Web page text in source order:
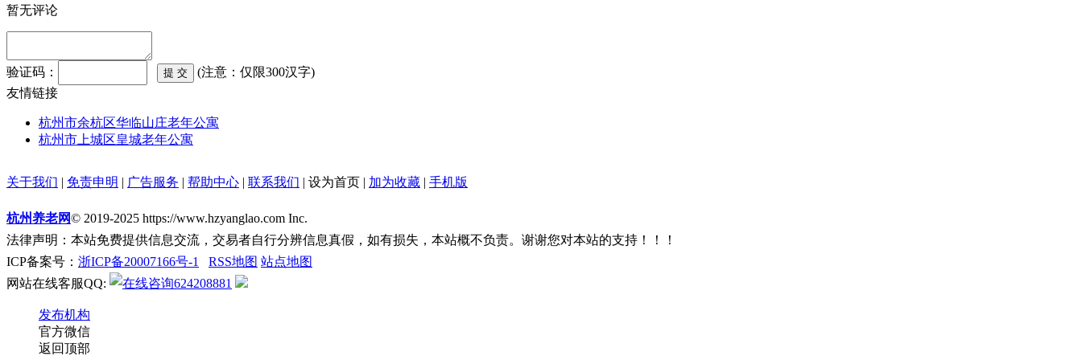
暂无评论
验证码：
(注意：仅限300汉字)
友情链接
杭州市余杭区华临山庄老年公寓
杭州市上城区皇城老年公寓
关于我们 | 免责申明 | 广告服务 | 帮助中心 | 联系我们 | 设为首页 | 加为收藏 | 手机版
杭州养老网© 2019-2025 https://www.hzyanglao.com Inc.
法律声明：本站免费提供信息交流，交易者自行分辨信息真假，如有损失，本站概不负责。谢谢您对本站的支持！！！
ICP备案号： 浙ICP备20007166号-1 RSS地图 站点地图
网站在线客服QQ:
624208881
发布机构
官方微信
返回顶部